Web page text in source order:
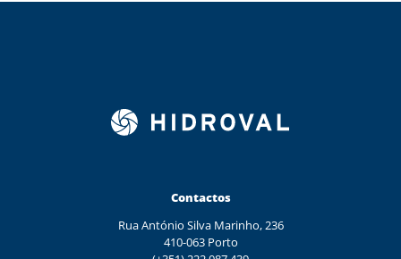
Contactos
Rua António Silva Marinho, 236
410-063 Porto